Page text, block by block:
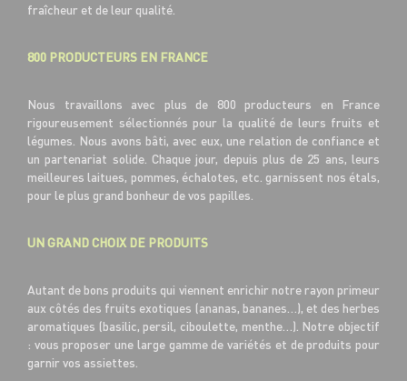
fraîcheur et de leur qualité.
800 PRODUCTEURS EN FRANCE
Nous travaillons avec plus de 800 producteurs en France
rigoureusement sélectionnés pour la qualité de leurs fruits et
légumes. Nous avons bâti, avec eux, une relation de confiance et
un partenariat solide. Chaque jour, depuis plus de 25 ans, leurs
meilleures laitues, pommes, échalotes, etc. garnissent nos étals,
pour le plus grand bonheur de vos papilles.
UN GRAND CHOIX DE PRODUITS
Autant de bons produits qui viennent enrichir notre rayon primeur
aux côtés des fruits exotiques (ananas, bananes…), et des herbes
aromatiques (basilic, persil, ciboulette, menthe…). Notre objectif
: vous proposer une large gamme de variétés et de produits pour
garnir vos assiettes.